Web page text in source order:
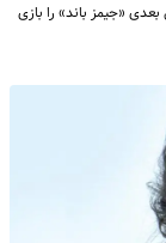
بعدی «جیمز باند» را بازی